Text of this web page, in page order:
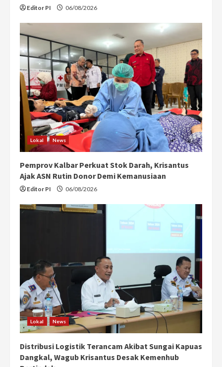
Editor PI 06/08/2026
Lokal News
Pemprov Kalbar Perkuat Stok Darah, Krisantus
Ajak ASN Rutin Donor Demi Kemanusiaan
Editor PI 06/08/2026
Lokal News
Distribusi Logistik Terancam Akibat Sungai Kapuas
Dangkal, Wagub Krisantus Desak Kemenhub